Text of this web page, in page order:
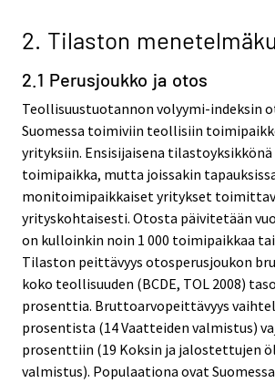
2. Tilaston
2.1 Perusjoukko ja otos
Teollisuustuotannon volyymi-indeksin
Suomessa toimiviin teollisiin
yrityksiin. Ensisijaisena tilastoyksikkönä
toimipaikka, mutta joissakin
monitoimipaikkaiset yritykset
yrityskohtaisesti. Otosta päivitetään
on kulloinkin noin 1 000 toimipaikkaa
Tilaston peittävyys otosperusjoukon
koko teollisuuden (BCDE, TOL 2008)
prosenttia. Bruttoarvopeittävyys
prosentista (14 Vaatteiden valmistus)
prosenttiin (19 Koksin ja jalostettujen
valmistus). Populaationa ovat